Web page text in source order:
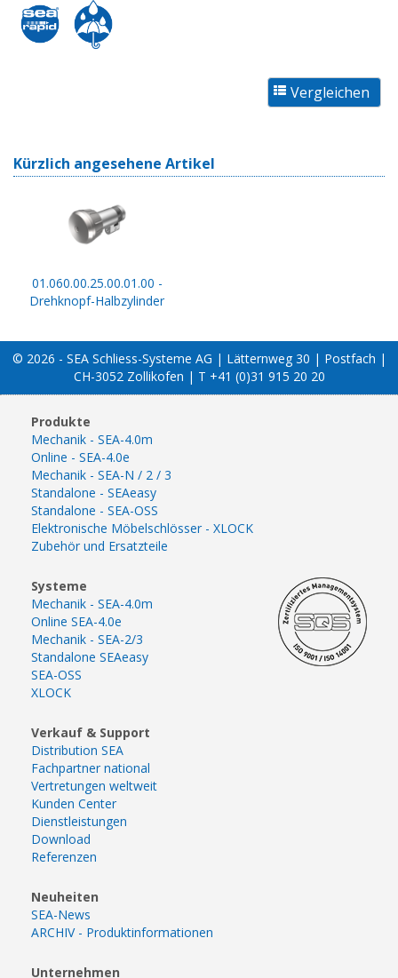
Kürzlich angesehene Artikel
01.060.00.25.00.01.00 -
Drehknopf-Halbzylinder
© 2026 - SEA Schliess-Systeme AG | Lätternweg 30 | Postfach |
CH-3052 Zollikofen | T +41 (0)31 915 20 20
Produkte
Mechanik - SEA-4.0m
Online - SEA-4.0e
Mechanik - SEA-N / 2 / 3
Standalone - SEAeasy
Standalone - SEA-OSS
Elektronische Möbelschlösser - XLOCK
Zubehör und Ersatzteile
Systeme
Mechanik - SEA-4.0m
Online SEA-4.0e
Mechanik - SEA-2/3
Standalone SEAeasy
SEA-OSS
XLOCK
Verkauf & Support
Distribution SEA
Fachpartner national
Vertretungen weltweit
Kunden Center
Dienstleistungen
Download
Referenzen
Neuheiten
SEA-News
ARCHIV - Produktinformationen
Unternehmen